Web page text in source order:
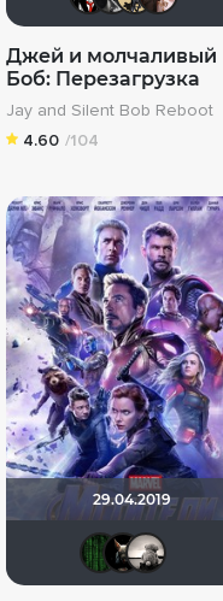
Джей и молчаливый
Боб: Перезагрузка
Jay and Silent Bob Reboot
4.60 /104
29.04.2019